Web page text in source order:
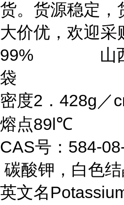
货。货源稳定，
大价优，欢迎采
99% 山
袋
密度2．
熔点89l℃
CAS号：
碳酸钾，白色结
英文名